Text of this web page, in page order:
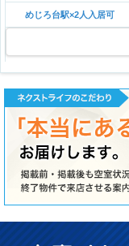
めじろ台駅×2人入居可